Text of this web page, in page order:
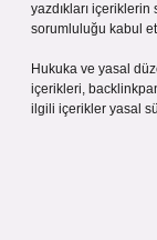
yazdıkları
sorumluluğu kabul
Hukuka ve yasal
içerikleri,
ilgili içerikler yasal